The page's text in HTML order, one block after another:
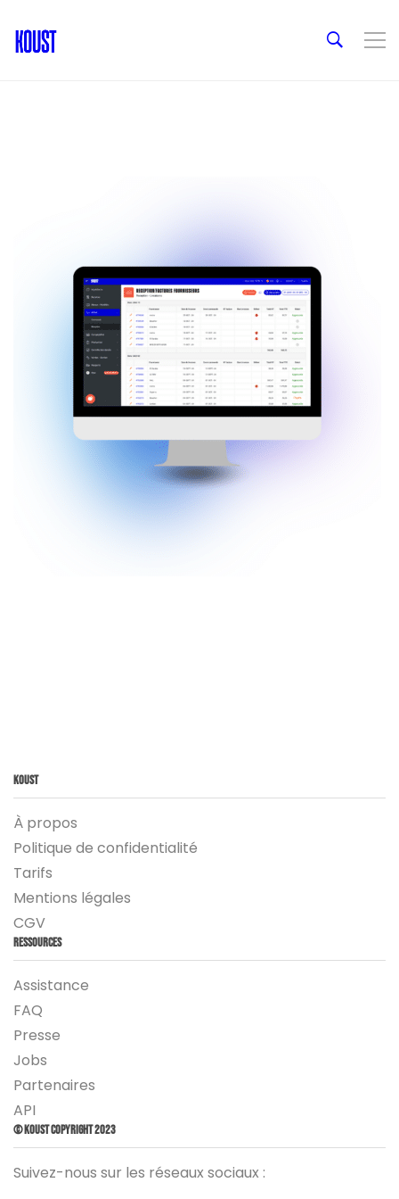
Koust
À propos
Politique de confidentialité
Tarifs
Mentions légales
CGV
Ressources
Assistance
FAQ
Presse
Jobs
Partenaires
API
© Koust Copyright 2023
Suivez-nous sur les réseaux sociaux :